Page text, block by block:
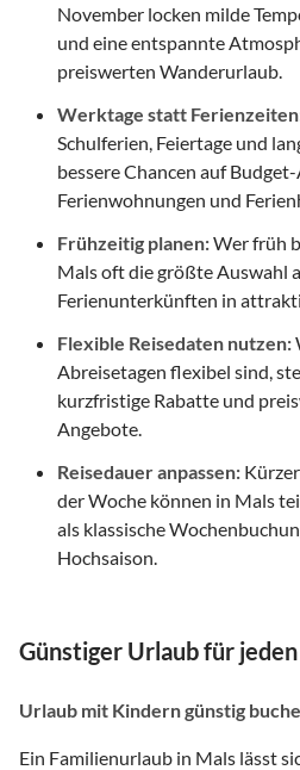
November locken milde
und eine entspannte
preiswerten Wanderurlaub.
Werktage statt
Schulferien, Feiertage und
bessere Chancen auf
Ferienwohnungen und
Frühzeitig planen:Wer früh
Mals oft die größte Auswahl
Ferienunterkünften in
Flexible Reisedaten nutzen:
Abreisetagen flexibel sind,
kurzfristige Rabatte und
Angebote.
Reisedauer anpassen:
der Woche können in Mals
als klassische
Hochsaison.
Günstiger Urlaub für
Urlaub mit Kindern günstig
Ein Familienurlaub in Mals lässt